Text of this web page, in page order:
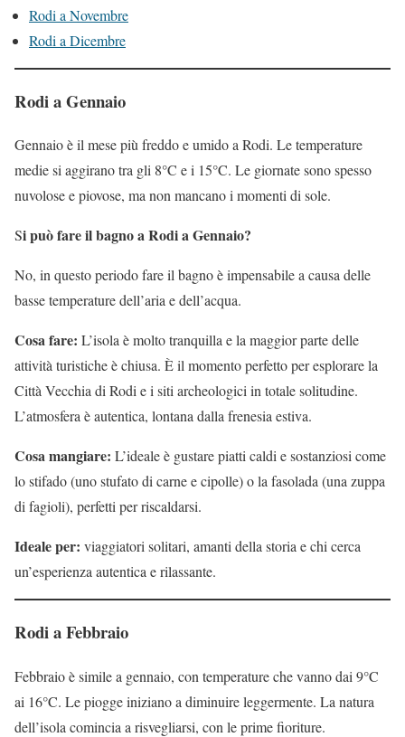
Rodi a Novembre
Rodi a Dicembre
Rodi a Gennaio
Gennaio è il mese più freddo e umido a Rodi. Le temperature
medie si aggirano tra gli 8°C e i 15°C. Le giornate sono spesso
nuvolose e piovose, ma non mancano i momenti di sole.
Si può fare il bagno a Rodi a Gennaio?
No, in questo periodo fare il bagno è impensabile a causa delle
basse temperature dell’aria e dell’acqua.
Cosa fare: L’isola è molto tranquilla e la maggior parte delle
attività turistiche è chiusa. È il momento perfetto per esplorare la
Città Vecchia di Rodi e i siti archeologici in totale solitudine.
L’atmosfera è autentica, lontana dalla frenesia estiva.
Cosa mangiare: L’ideale è gustare piatti caldi e sostanziosi come
lo stifado (uno stufato di carne e cipolle) o la fasolada (una zuppa
di fagioli), perfetti per riscaldarsi.
Ideale per: viaggiatori solitari, amanti della storia e chi cerca
un’esperienza autentica e rilassante.
Rodi a Febbraio
Febbraio è simile a gennaio, con temperature che vanno dai 9°C
ai 16°C. Le piogge iniziano a diminuire leggermente. La natura
dell’isola comincia a risvegliarsi, con le prime fioriture.